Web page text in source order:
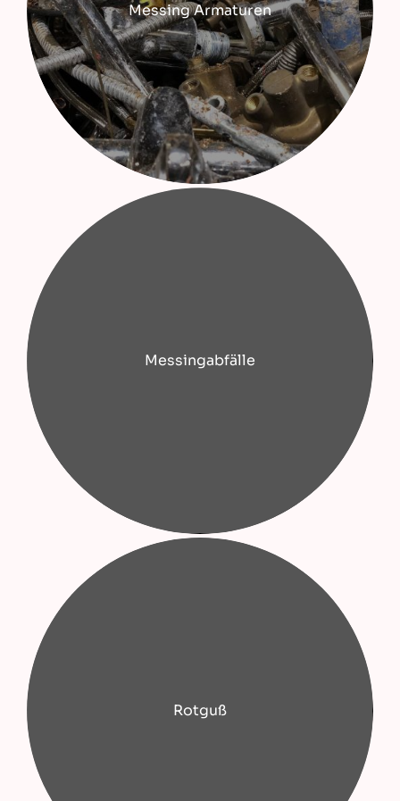
Messing Armaturen
Messingabfälle
Rotguß